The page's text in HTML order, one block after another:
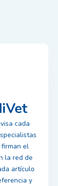
cada
el
la red de
artículo
y